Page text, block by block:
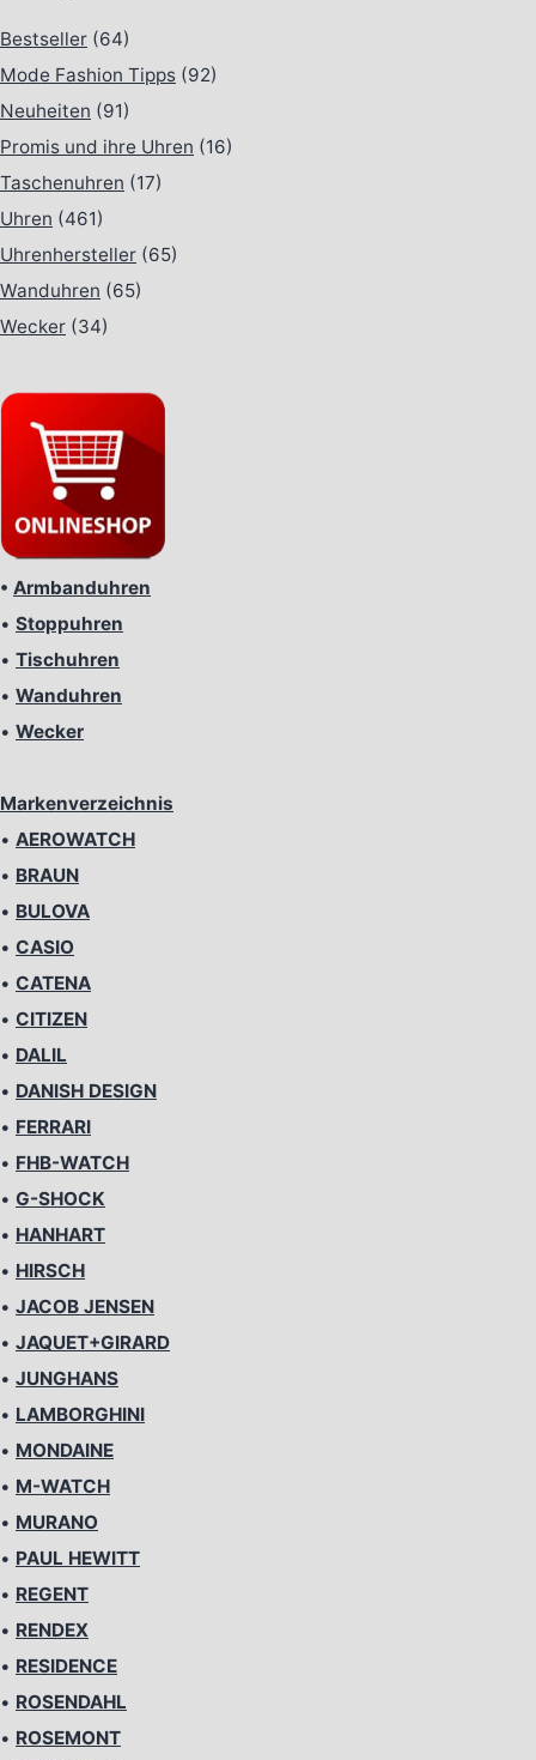
Bestseller (64)
Mode Fashion Tipps (92)
Neuheiten (91)
Promis und ihre Uhren (16)
Taschenuhren (17)
Uhren (461)
Uhrenhersteller (65)
Wanduhren (65)
Wecker (34)
• Armbanduhren
• Stoppuhren
• Tischuhren
• Wanduhren
• Wecker
Markenverzeichnis
• AEROWATCH
• BRAUN
• BULOVA
• CASIO
• CATENA
• CITIZEN
• DALIL
• DANISH DESIGN
• FERRARI
• FHB-WATCH
• G-SHOCK
• HANHART
• HIRSCH
• JACOB JENSEN
• JAQUET+GIRARD
• JUNGHANS
• LAMBORGHINI
• MONDAINE
• M-WATCH
• MURANO
• PAUL HEWITT
• REGENT
• RENDEX
• RESIDENCE
• ROSENDAHL
• ROSEMONT